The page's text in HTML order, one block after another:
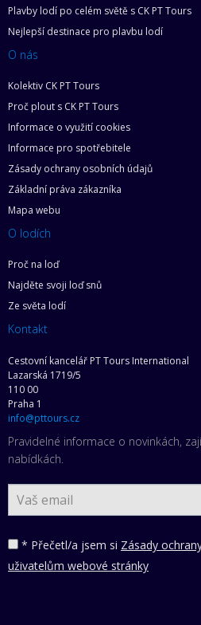
Plavby lodí po celém světě s CK PT Tours
Nejlepší destinace pro plavbu lodí
O nás
Kolektiv CK PT Tours
Proč plout s CK PT Tours
Informace o využití cookies
Informace pro spotřebitele
Zásady ochrany osobních údajů
Základní práva zákazníka
Mapa webu
O lodích
Proč na loď
Najděte svoji loď snů
Ze světa lodí
Kontakt
Cestovní kancelář PT Tours International
Lazarská 1719/5
110 00
Praha 1
info@pttours.cz
Pravidelné informace o novinkách,
nabídkách.
* Přečetl/a jsem si Zásady
uživatelům webové stránky